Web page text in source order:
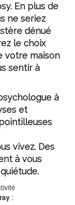
En plus de
ne seriez
dénué
le choix
votre maison
sentir à
à
et
vivez. Des
à vous
: